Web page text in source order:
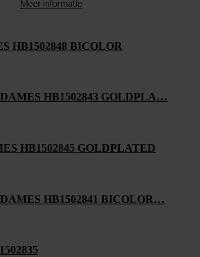
HB1502848 BICOLOR
HB1502843 GOLDPLA…
HB1502845 GOLDPLATED
HB1502841 BICOLOR…